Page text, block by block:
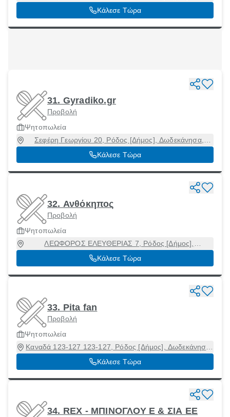
Δωδεκάνησα, 85100
Κάλεσε Τώρα
31. Gyradiko.gr
Προβολή
Ψητοπωλεία
Σεφέρη Γεωργίου 20, Ρόδος [Δήμος], Δωδεκάνησα,
85100
Κάλεσε Τώρα
32. Ανθόκηπος
Προβολή
Ψητοπωλεία
ΛΕΩΦΟΡΟΣ ΕΛΕΥΘΕΡΙΑΣ 7, Ρόδος [Δήμος],
Δωδεκάνησα, 85104
Κάλεσε Τώρα
33. Pita fan
Προβολή
Ψητοπωλεία
Καναδά 123-127 123-127, Ρόδος [Δήμος], Δωδεκάνησα,
85100
Κάλεσε Τώρα
34. REX - ΜΠΙΝΟΓΛΟΥ Ε & ΣΙΑ ΕΕ